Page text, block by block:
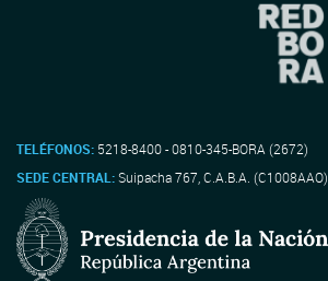
TELÉFONOS: 5218-8400 - 0810-345-BORA (2672)
SEDE CENTRAL:Suipacha 767, C.A.B.A. (C1008AAO)